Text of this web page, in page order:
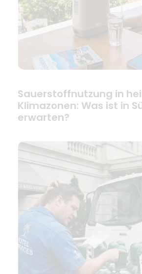
Sauerstoffnutzung in
Klimazonen: Was ist in
erwarten?